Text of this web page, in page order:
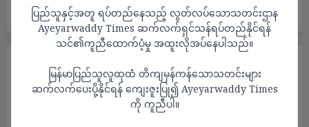
ပြည်သူနှင့်အတူ ရပ်တည်နေသည့် လွတ်လပ်သောသတင်းဌာန
Ayeyarwaddy Times ဆက်လက်ရှင်သန်ရပ်တည်နိုင်ရန်
သင်၏ကူညီထောက်ပံ့မှု အထူးလိုအပ်နေပါသည်။
မြန်မာပြည်သူလူထုထံ တိကျမှန်ကန်သောသတင်းများ
ဆက်လက်ပေးပို့နိုင်ရန် ကျေးဇူးပြု၍ Ayeyarwaddy Times
ကို ကူညီပါ။
ရေကြည်မြို့မှာ ကျောင်းဆရာမရဲ့ ဆိုင်ကယ်နဲ့
ဖုန်း ဓားထောက် လုယူခံရ